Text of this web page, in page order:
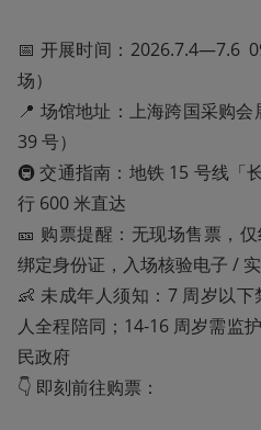
📅 开展时间：2026.7.4—7.6
场）
📍 场馆地址：上海跨国采购
39 号）
🚇 交通指南：地铁 15 号线「
行 600 米直达
🎫 购票提醒：无现场售票，
绑定身份证，入场核验电子 /
👶 未成年人须知：7 周岁以
人全程陪同；14-16 周岁需监
民政府
👇 即刻前往购票：